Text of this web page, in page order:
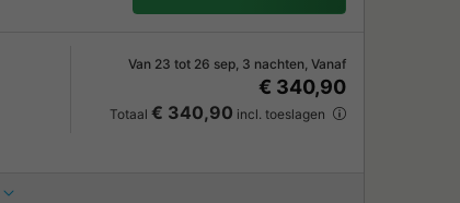
Van 23 tot 26 sep, 3 nachten, Vanaf
€ 340,90
Totaal € 340,90 incl. toeslagen